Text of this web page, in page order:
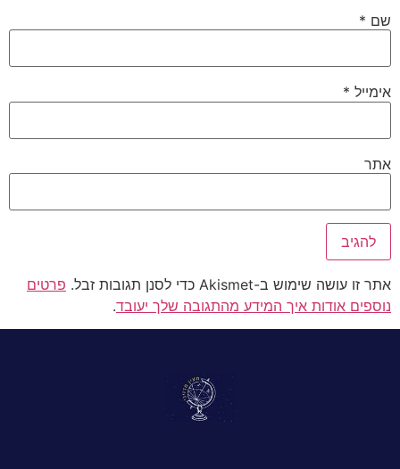
שם *
אימייל *
אתר
אתר זו עושה שימוש ב-Akismet כדי לסנן תגובות זבל.
פרטים
נוספים אודות איך המידע מהתגובה שלך יעובד.